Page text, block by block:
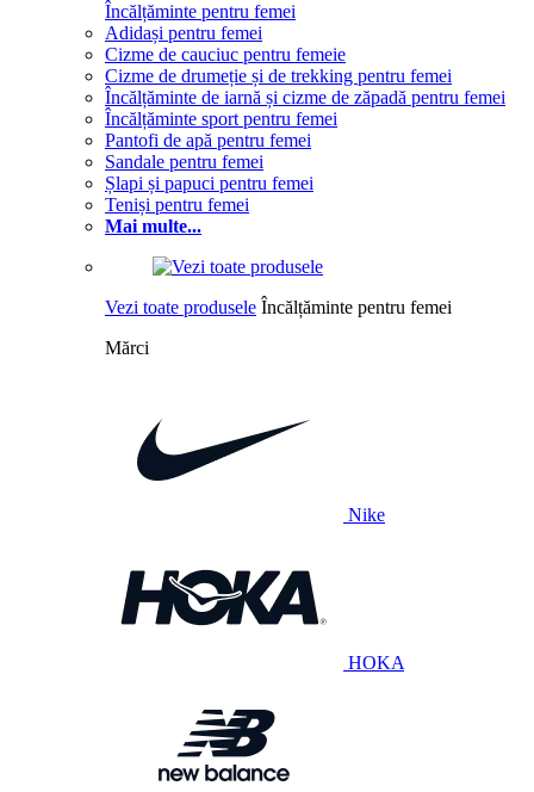
Încălțăminte pentru femei
Adidași pentru femei
Cizme de cauciuc pentru femeie
Cizme de drumeție și de trekking pentru femei
Încălțăminte de iarnă și cizme de zăpadă pentru femei
Încălțăminte sport pentru femei
Pantofi de apă pentru femei
Sandale pentru femei
Șlapi și papuci pentru femei
Teniși pentru femei
Mai multe...
Vezi toate produsele Încălțăminte pentru femei
Mărci
Nike
HOKA